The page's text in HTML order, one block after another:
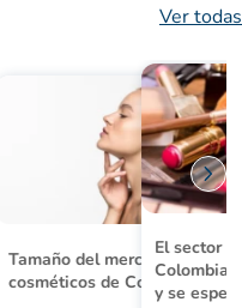
Ver todas
Tamaño del mercado de
cosméticos de Colombia
El sector
Colombia
y se